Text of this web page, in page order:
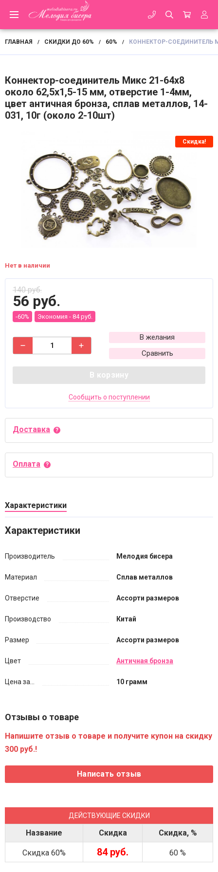
ГЛАВНАЯ / СКИДКИ ДО 60% / 60% / КОННЕКТОР-СОЕДИНИТЕЛЬ
Коннектор-соединитель Микс 21-64х8
около 62,5х1,5-15 мм, отверстие 1-4мм,
цвет античная бронза, сплав металлов, 14-
031, 10г (около 2-10шт)
Скидка!
Нет в наличии
140 руб.
56 руб.
-60% Экономия - 84 руб.
В желания
Сравнить
В корзину
Сообщить о поступлении
Доставка
Оплата
Характеристики
Характеристики
Производитель Мелодия бисера
Материал Сплав металлов
Отверстие Ассорти размеров
Производство Китай
Размер Ассорти размеров
Цвет Античная бронза
Цена за... 10 грамм
Отзывы о товаре
Напишите отзыв о товаре и получите купон на скидку
300 руб.!
ДЕЙСТВУЮЩИЕ СКИДКИ
Название Скидка Скидка, %
Скидка 60% 84 руб. 60 %